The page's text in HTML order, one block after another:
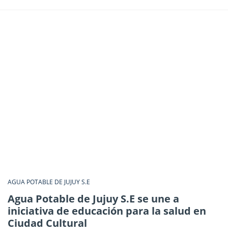
AGUA POTABLE DE JUJUY S.E
Agua Potable de Jujuy S.E se une a
iniciativa de educación para la salud en
Ciudad Cultural